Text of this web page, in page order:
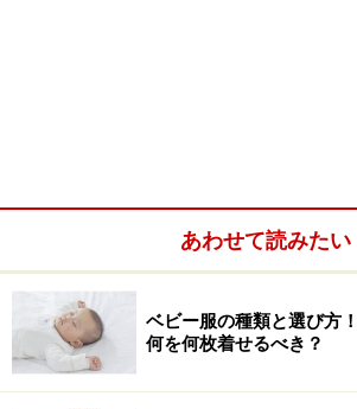
Amazonで人気のベビー服をチ
楽天市場で人気のベビー服をチ
あわせて読みたい
ベビー服の種類と選び方
何を何枚着せるべき？